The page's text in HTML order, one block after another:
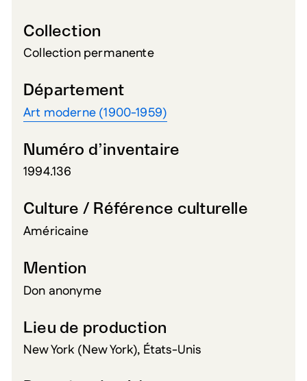
Collection
Collection permanente
Département
Art moderne (1900-1959)
Numéro d’inventaire
1994.136
Culture / Référence culturelle
Américaine
Mention
Don anonyme
Lieu de production
New York (New York), États-Unis